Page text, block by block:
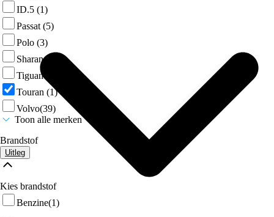
ID.5 (1)
Passat (5)
Polo (3)
Sharan(1)
Tiguan(1)
Touran (1)
Volvo(39)
Toon alle merken
Brandstof
Uitleg
Kies brandstof
Benzine(1)